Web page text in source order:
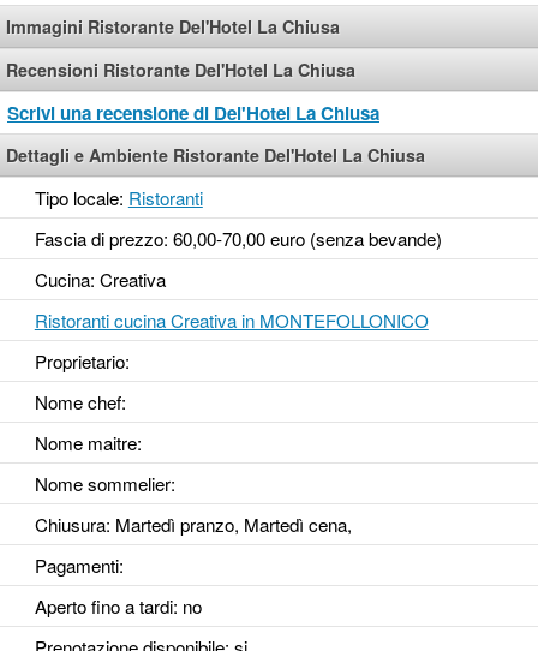
Immagini Ristorante Del'Hotel La Chiusa
Recensioni Ristorante Del'Hotel La Chiusa
Scrivi una recensione di Del'Hotel La Chiusa
Dettagli e Ambiente Ristorante Del'Hotel La Chiusa
Tipo locale: Ristoranti
Fascia di prezzo: 60,00-70,00 euro (senza bevande)
Cucina: Creativa
Ristoranti cucina Creativa in MONTEFOLLONICO
Proprietario:
Nome chef:
Nome maitre:
Nome sommelier:
Chiusura: Martedì pranzo, Martedì cena,
Pagamenti:
Aperto fino a tardi: no